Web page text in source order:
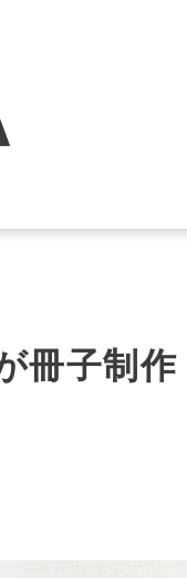
冊子制